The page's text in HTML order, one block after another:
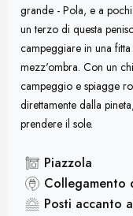
grande - Pola, e a
un terzo di questa
campeggiare in una
mezz'ombra. Con un
campeggio e spiagge
direttamente dalla
prendere il sole.
Piazzola
Collegamento
Posti accanto